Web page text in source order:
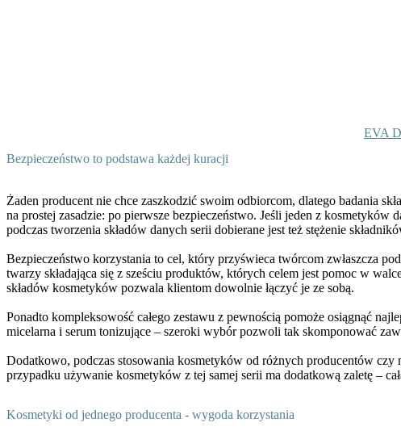
EVA
Bezpieczeństwo to podstawa każdej kuracji
Żaden producent nie chce zaszkodzić swoim odbiorcom, dlatego badania
na prostej zasadzie: po pierwsze bezpieczeństwo. Jeśli jeden z kosmetyków
podczas tworzenia składów danych serii dobierane jest też stężenie
Bezpieczeństwo korzystania to cel, który przyświeca twórcom zwłaszcza
twarzy składająca się z sześciu produktów, których celem jest pomoc w
składów kosmetyków pozwala klientom dowolnie łączyć je ze sobą.
Ponadto kompleksowość całego zestawu z pewnością pomoże osiągnąć
micelarna i serum tonizujące – szeroki wybór pozwoli tak skomponować
Dodatkowo, podczas stosowania kosmetyków od różnych producentów
przypadku używanie kosmetyków z tej samej serii ma dodatkową zaletę –
Kosmetyki od jednego producenta - wygoda korzystania